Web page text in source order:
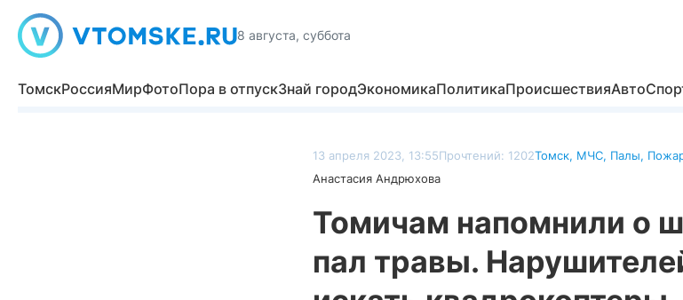
8 августа, суббота
ТомскРоссияМирФотоПора в отпускЗнай городЭкономикаПолитикаПроисшествияАвто
13 апреля 2023, 13:55Прочтений: 1202Томск, МЧС, Палы,
Анастасия Андрюхова
Томичам напомнили о
пал травы.